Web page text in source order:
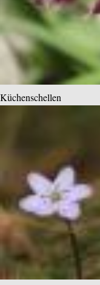
Küchenschellen